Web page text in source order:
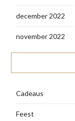
december 2022
november 2022
Cadeaus
Feest